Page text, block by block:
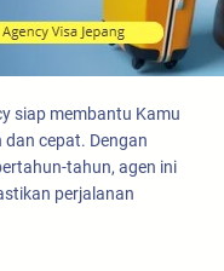
siap membantu Kamu
cepat. Dengan
tahun, agen ini
perjalanan